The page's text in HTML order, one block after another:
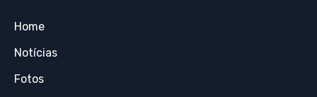
Home
Notícias
Fotos